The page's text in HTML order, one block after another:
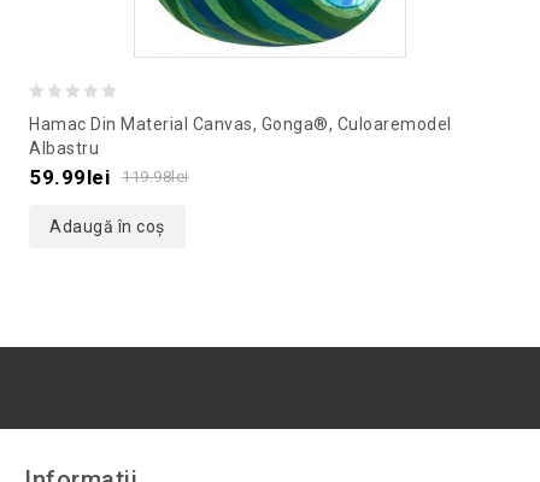
out
of
Hamac Din Material Canvas, Gonga®, Culoaremodel
Albastru
119.98lei
59.99lei
Adaugă în coș